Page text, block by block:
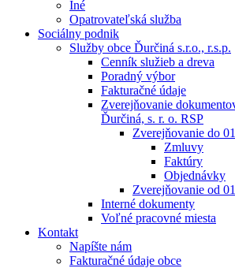
Iné
Opatrovateľská služba
Sociálny podnik
Služby obce Ďurčiná s.r.o., r.s.p.
Cenník služieb a dreva
Poradný výbor
Fakturačné údaje
Zverejňovanie
Ďurčiná, s. r. o. RSP
Zverejňovanie do
Zmluvy
Faktúry
Objednávky
Zverejňovanie od
Interné dokumenty
Voľné pracovné miesta
Kontakt
Napíšte nám
Fakturačné údaje obce